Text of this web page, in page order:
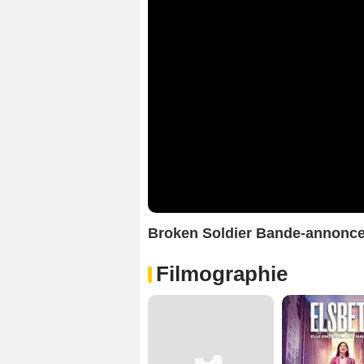
Broken Soldier Bande-
Filmographie